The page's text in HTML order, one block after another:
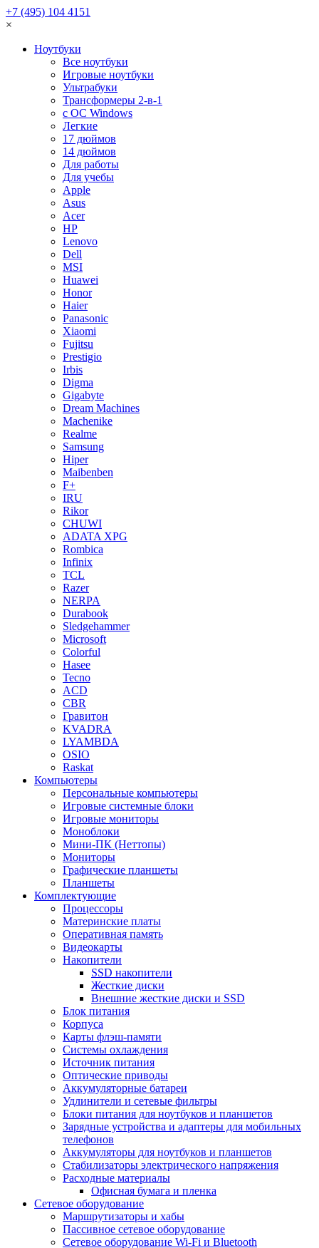
+7 (495) 104 4151
×
Ноутбуки
Все ноутбуки
Игровые ноутбуки
Ультрабуки
Трансформеры 2-в-1
с ОС Windows
Легкие
17 дюймов
14 дюймов
Для работы
Для учебы
Apple
Asus
Acer
HP
Lenovo
Dell
MSI
Huawei
Honor
Haier
Panasonic
Xiaomi
Fujitsu
Prestigio
Irbis
Digma
Gigabyte
Dream Machines
Machenike
Realme
Samsung
Hiper
Maibenben
F+
IRU
Rikor
CHUWI
ADATA XPG
Rombica
Infinix
TCL
Razer
NERPA
Durabook
Sledgehammer
Microsoft
Colorful
Hasee
Tecno
ACD
CBR
Гравитон
KVADRA
LYAMBDA
OSIO
Raskat
Компьютеры
Персональные компьютеры
Игровые системные блоки
Игровые мониторы
Моноблоки
Мини-ПК (Неттопы)
Мониторы
Графические планшеты
Планшеты
Комплектующие
Процессоры
Материнские платы
Оперативная память
Видеокарты
Накопители
SSD накопители
Жесткие диски
Внешние жесткие диски и SSD
Блок питания
Корпуса
Карты флэш-памяти
Системы охлаждения
Источник питания
Оптические приводы
Аккумуляторные батареи
Удлинители и сетевые фильтры
Блоки питания для ноутбуков и планшетов
Зарядные устройства и адаптеры для мобильных
телефонов
Аккумуляторы для ноутбуков и планшетов
Стабилизаторы электрического напряжения
Расходные материалы
Офисная бумага и пленка
Сетевое оборудование
Маршрутизаторы и хабы
Пассивное сетевое оборудование
Сетевое оборудование Wi-Fi и Bluetooth